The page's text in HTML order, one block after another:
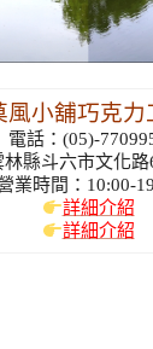
風小舖巧克力
電話：(05)-
縣斗六市文化路
業時間：10:00-
詳細介紹
詳細介紹